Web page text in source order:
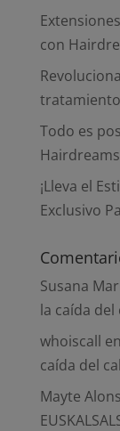
con
Todo es
Hairdreams
¡Lleva el
Exclusivo
Susana
la caída del
whoiscall en
caída del
Mayte